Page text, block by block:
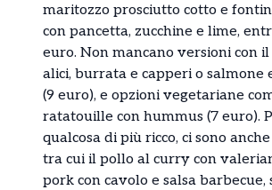
maritozzo prosciutto cotto e
con pancetta, zucchine e lime,
euro. Non mancano versioni con il
alici, burrata e capperi o salmone
(9 euro), e opzioni vegetariane
ratatouille con hummus (7 euro).
qualcosa di più ricco, ci sono anche
tra cui il pollo al curry con
pork con cavolo e salsa barbecue,